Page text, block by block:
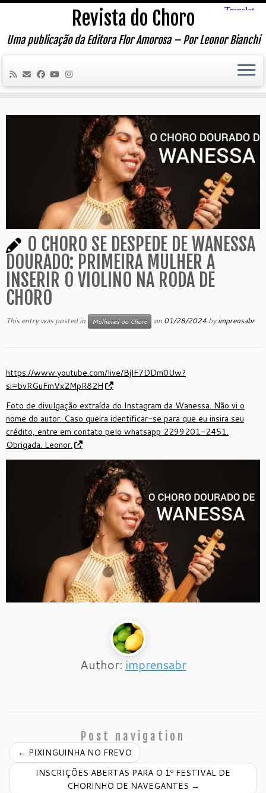
Skip
content
Revista do Choro
Uma publicação da Editora Flor Amorosa – Por Leonor Bianchi
O CHORO SE DESPEDE DE WANESSA
DOURADO: PRIMEIRA MULHER A
INSERIR O VIOLINO NA RODA DE
CHORO
This entry was posted in Mulheres do Choro on 01/28/2024 byimprensabr
https://www.youtube.com/live/BjlF7DDm0Uw?
si=bvRGuFmVx2MpR82H
Foto de divulgação extraída do Instagram da Wanessa. Não vi o
nome do autor. Caso queira identificar-se para que eu insira seu
crédito, entre em contato pelo whatsapp 2299201-2451.
Obrigada. Leonor.
Author: imprensabr
Post navigation
← PIXINGUINHA NO FREVO
INSCRIÇÕES ABERTAS PARA O 1º FESTIVAL DE
CHORINHO DE NAVEGANTES →